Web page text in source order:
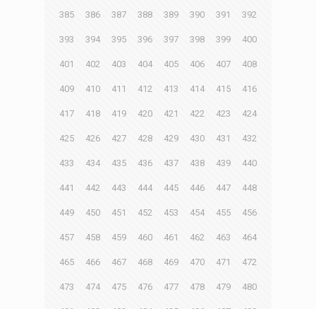
385 386 387 388 389 390 391 392
393 394 395 396 397 398 399 400
401 402 403 404 405 406 407 408
409 410 411 412 413 414 415 416
417 418 419 420 421 422 423 424
425 426 427 428 429 430 431 432
433 434 435 436 437 438 439 440
441 442 443 444 445 446 447 448
449 450 451 452 453 454 455 456
457 458 459 460 461 462 463 464
465 466 467 468 469 470 471 472
473 474 475 476 477 478 479 480